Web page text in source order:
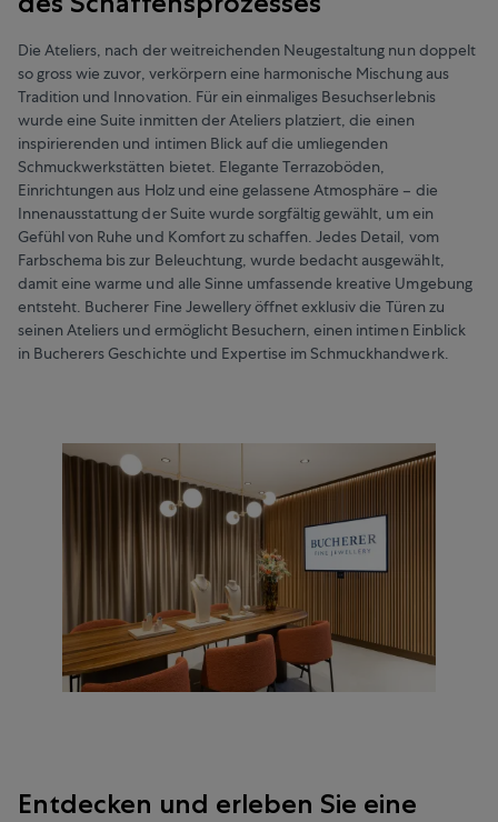
Die Ateliers, nach der weitreichenden Neugestaltung nun doppelt
so gross wie zuvor, verkörpern eine harmonische Mischung aus
Tradition und Innovation. Für ein einmaliges Besuchserlebnis
wurde eine Suite inmitten der Ateliers platziert, die einen
inspirierenden und intimen Blick auf die umliegenden
Schmuckwerkstätten bietet. Elegante Terrazoböden,
Einrichtungen aus Holz und eine gelassene Atmosphäre – die
Innenausstattung der Suite wurde sorgfältig gewählt, um ein
Gefühl von Ruhe und Komfort zu schaffen. Jedes Detail, vom
Farbschema bis zur Beleuchtung, wurde bedacht ausgewählt,
damit eine warme und alle Sinne umfassende kreative Umgebung
entsteht. Bucherer Fine Jewellery öffnet exklusiv die Türen zu
seinen Ateliers und ermöglicht Besuchern, einen intimen Einblick
in Bucherers Geschichte und Expertise im Schmuckhandwerk.
Entdecken und erleben Sie eine